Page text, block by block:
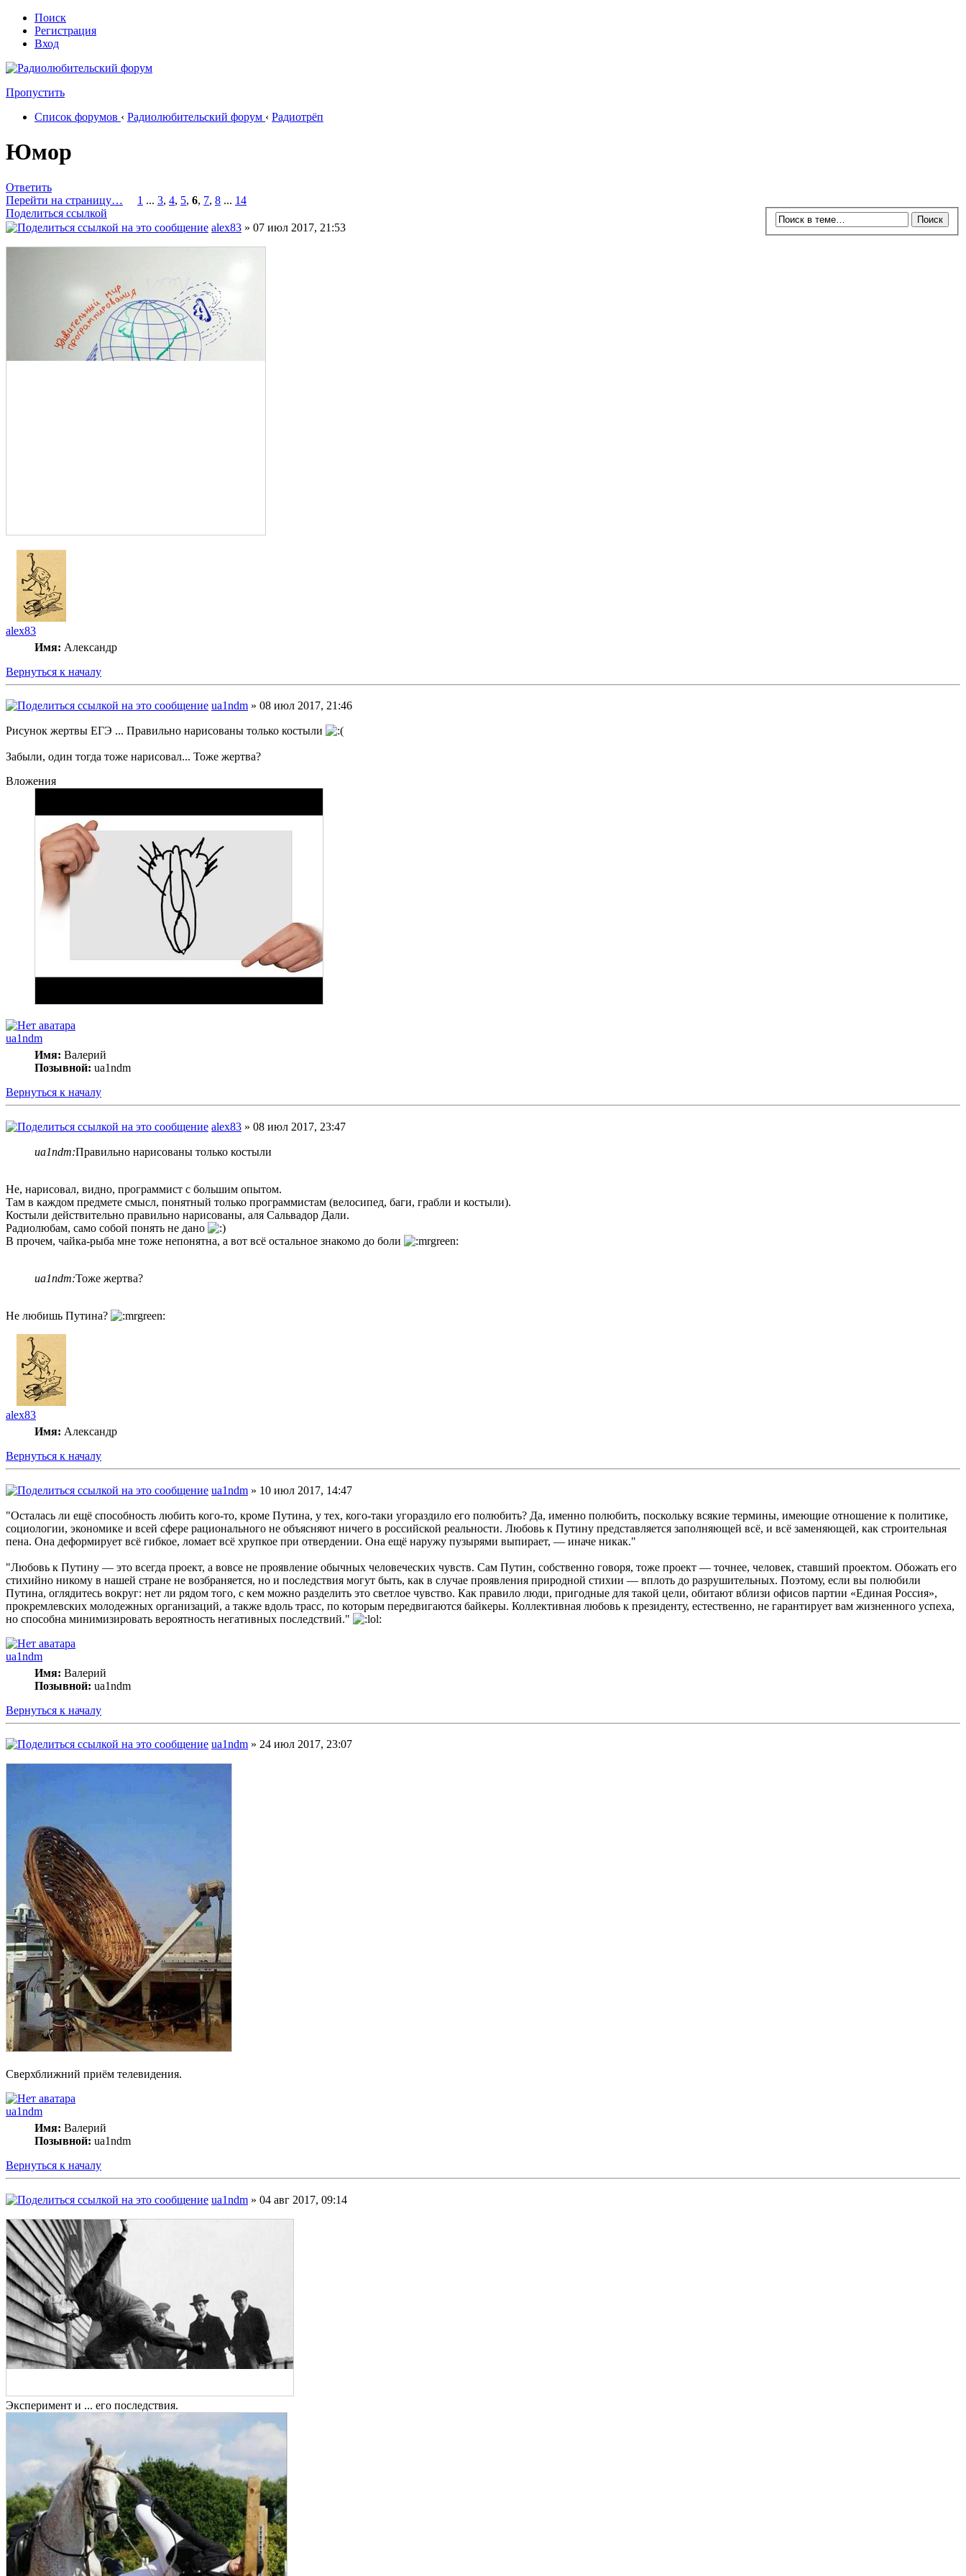
Поиск
Регистрация
Вход
Пропустить
Список форумов ‹ Радиолюбительский форум ‹ Радиотрёп
Юмор
Ответить
Перейти на страницу…
1 ... 3, 4, 5, 6, 7, 8 ... 14
Поделиться ссылкой
alex83 » 07 июл 2017, 21:53
alex83
Имя: Александр
Вернуться к началу
ua1ndm » 08 июл 2017, 21:46
Рисунок жертвы ЕГЭ ... Правильно нарисованы только костыли
Забыли, один тогда тоже нарисовал... Тоже жертва?
Вложения
ua1ndm
Имя: Валерий
Позывной: ua1ndm
Вернуться к началу
alex83 » 08 июл 2017, 23:47
ua1ndm:Правильно нарисованы только костыли
Не, нарисовал, видно, программист с большим опытом.
Там в каждом предмете смысл, понятный только программистам (велосипед, баги, грабли и костыли).
Костыли действительно правильно нарисованы, аля Сальвадор Дали.
Радиолюбам, само собой понять не дано
В прочем, чайка-рыба мне тоже непонятна, а вот всё остальное знакомо до боли
ua1ndm:Тоже жертва?
Не любишь Путина?
alex83
Имя: Александр
Вернуться к началу
ua1ndm » 10 июл 2017, 14:47
"Осталась ли ещё способность любить кого-то, кроме Путина, у тех, кого-таки угораздило его полюбить? Да, именно полюбить, поскольку всякие термины, имеющие отношение к политике,
социологии, экономике и всей сфере рационального не объясняют ничего в российской реальности. Любовь к Путину представляется заполняющей всё, и всё заменяющей, как строительная
пена. Она деформирует всё гибкое, ломает всё хрупкое при отвердении. Она ещё наружу пузырями выпирает, — иначе никак."
"Любовь к Путину — это всегда проект, а вовсе не проявление обычных человеческих чувств. Сам Путин, собственно говоря, тоже проект — точнее, человек, ставший проектом. Обожать его
стихийно никому в нашей стране не возбраняется, но и последствия могут быть, как в случае проявления природной стихии — вплоть до разрушительных. Поэтому, если вы полюбили
Путина, оглядитесь вокруг: нет ли рядом того, с кем можно разделить это светлое чувство. Как правило люди, пригодные для такой цели, обитают вблизи офисов партии «Единая Россия»,
прокремлевских молодежных организаций, а также вдоль трасс, по которым передвигаются байкеры. Коллективная любовь к президенту, естественно, не гарантирует вам жизненного успеха,
но способна минимизировать вероятность негативных последствий."
ua1ndm
Имя: Валерий
Позывной: ua1ndm
Вернуться к началу
ua1ndm » 24 июл 2017, 23:07
Сверхближний приём телевидения.
ua1ndm
Имя: Валерий
Позывной: ua1ndm
Вернуться к началу
ua1ndm » 04 авг 2017, 09:14
Эксперимент и ... его последствия.